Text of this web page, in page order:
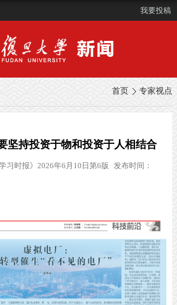
我要投稿
首页 专家视点
坚持投资于物和投资于人相结合
学习时报》2026年6月10日第6版 发布时间：